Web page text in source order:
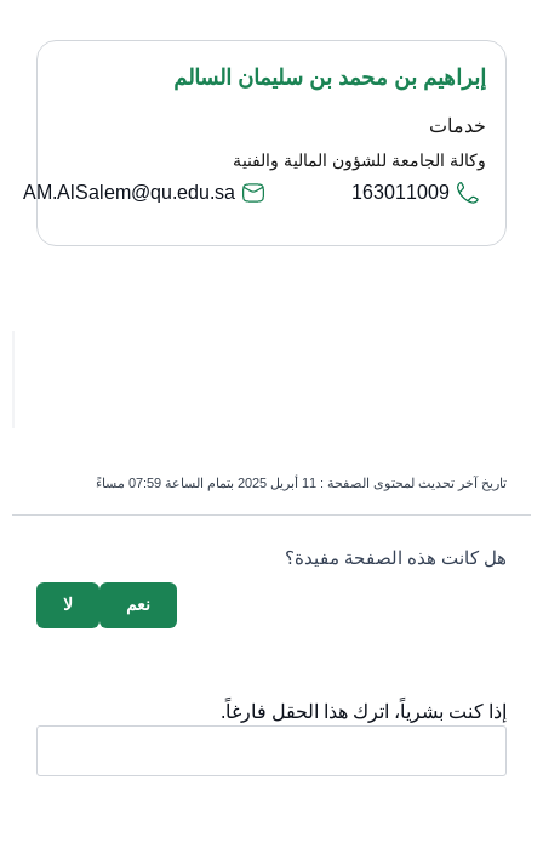
إبراهيم بن محمد بن سليمان السالم
خدمات
وكالة الجامعة للشؤون المالية والفنية
163011009
AM.AlSalem@qu.edu.sa
تاريخ آخر تحديث لمحتوى الصفحة : 11 أبريل 2025 بتمام الساعة 07:59 مساءً
survey_v2
هل كانت هذه الصفحة مفيدة؟
لا نعم
إذا كنت بشرياً، اترك هذا الحقل فارغاً.